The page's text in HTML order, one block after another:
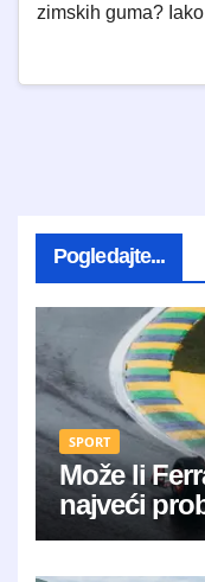
zimskih guma?
Pogledajte...
SPORT
Može li
najveći